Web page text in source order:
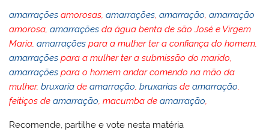
amarrações amorosas,amarrações,amarração,amarração
amorosa,amarrações da água benta de são José e Virgem
Maria,amarrações para a mulher ter a confiança do homem,
amarrações para a mulher ter a submissão do marido,
amarrações para o homem andar comendo na mão da
mulher,bruxaria deamarração,bruxarias deamarração,
feitiços deamarração, macumba deamarração,
Recomende, partilhe e vote nesta matéria